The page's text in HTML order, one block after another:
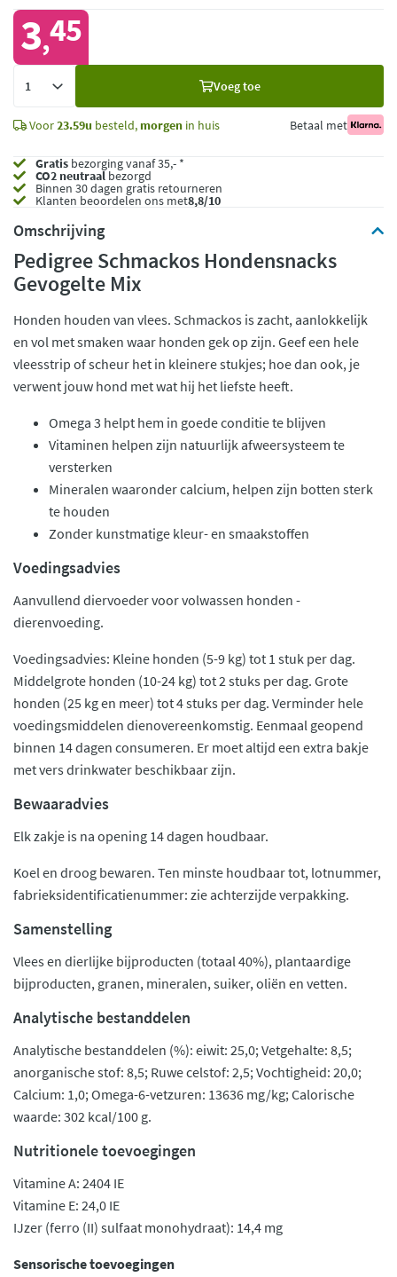
3,45
Voeg toe
Voor23.59u besteld, morgen in huis Betaal met
Gratis bezorging vanaf 35,- *
CO2 neutraalbezorgd
Binnen 30 dagen gratis retourneren
Klanten beoordelen ons met8,8/10
Omschrijving
Pedigree Schmackos Hondensnacks
Gevogelte Mix
Honden houden van vlees. Schmackos is zacht, aanlokkelijk
en vol met smaken waar honden gek op zijn. Geef een hele
vleesstrip of scheur het in kleinere stukjes; hoe dan ook, je
verwent jouw hond met wat hij het liefste heeft.
Omega 3 helpt hem in goede conditie te blijven
Vitaminen helpen zijn natuurlijk afweersysteem te
versterken
Mineralen waaronder calcium, helpen zijn botten sterk
te houden
Zonder kunstmatige kleur- en smaakstoffen
Voedingsadvies
Aanvullend diervoeder voor volwassen honden -
dierenvoeding.
Voedingsadvies: Kleine honden (5-9 kg) tot 1 stuk per dag.
Middelgrote honden (10-24 kg) tot 2 stuks per dag. Grote
honden (25 kg en meer) tot 4 stuks per dag. Verminder hele
voedingsmiddelen dienovereenkomstig. Eenmaal geopend
binnen 14 dagen consumeren. Er moet altijd een extra bakje
met vers drinkwater beschikbaar zijn.
Bewaaradvies
Elk zakje is na opening 14 dagen houdbaar.
Koel en droog bewaren. Ten minste houdbaar tot, lotnummer,
fabrieksidentificatienummer: zie achterzijde verpakking.
Samenstelling
Vlees en dierlijke bijproducten (totaal 40%), plantaardige
bijproducten, granen, mineralen, suiker, oliën en vetten.
Analytische bestanddelen
Analytische bestanddelen (%): eiwit: 25,0; Vetgehalte: 8,5;
anorganische stof: 8,5; Ruwe celstof: 2,5; Vochtigheid: 20,0;
Calcium: 1,0; Omega-6-vetzuren: 13636 mg/kg; Calorische
waarde: 302 kcal/100 g.
Nutritionele toevoegingen
Vitamine A: 2404 IE
Vitamine E: 24,0 IE
IJzer (ferro (II) sulfaat monohydraat): 14,4 mg
Sensorische toevoegingen